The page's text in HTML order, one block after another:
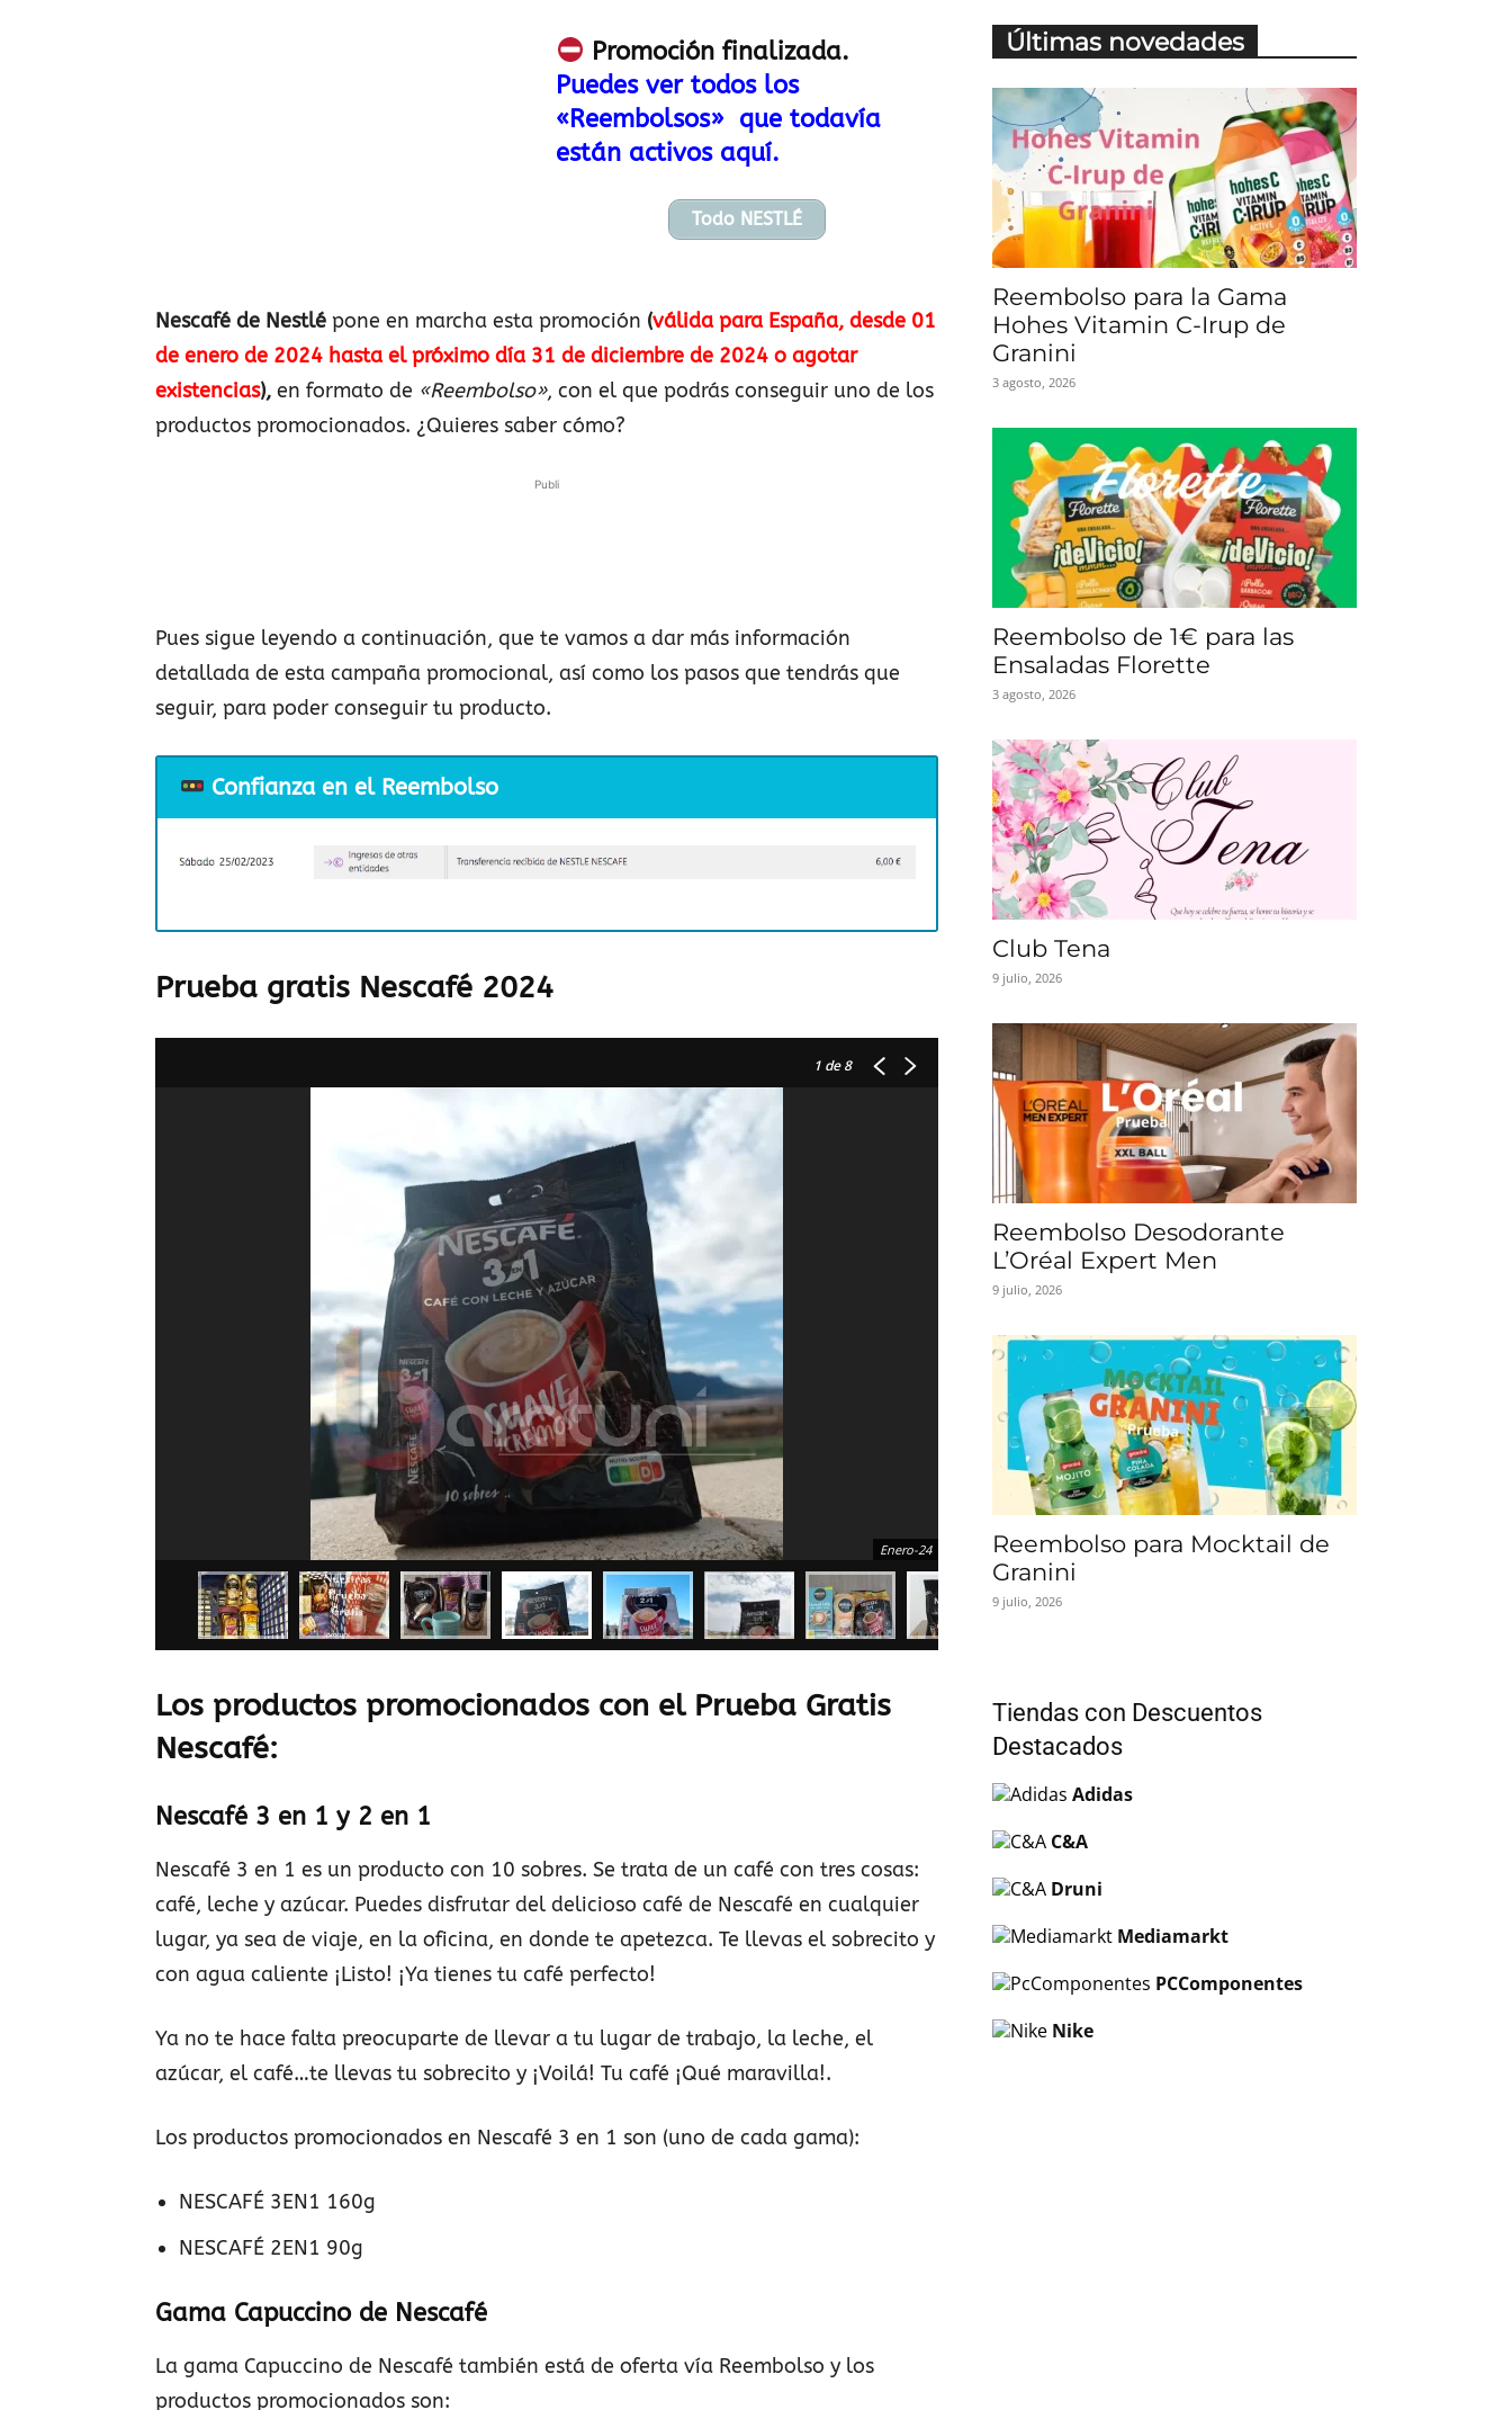
Baratuni
Promoción finalizada.
Puedes ver todos los
«Reembolsos» que todavía
están activos aquí.
Todo NESTLÉ
Nescafé de Nestlé pone en marcha esta promoción (válida para España, desde 01
de enero de 2024 hasta el próximo día 31 de diciembre de 2024 o agotar
existencias), en formato de «Reembolso», con el que podrás conseguir uno de los
productos promocionados. ¿Quieres saber cómo?
Publi
Pues sigue leyendo a continuación, que te vamos a dar más información
detallada de esta campaña promocional, así como los pasos que tendrás que
seguir, para poder conseguir tu producto.
Confianza en el Reembolso
Prueba gratis Nescafé 2024
1 de 8
Enero-24
Los productos promocionados con el Prueba Gratis
Nescafé:
Nescafé 3 en 1 y 2 en 1
Nescafé 3 en 1 es un producto con 10 sobres. Se trata de un café con tres cosas:
café, leche y azúcar. Puedes disfrutar del delicioso café de Nescafé en cualquier
lugar, ya sea de viaje, en la oficina, en donde te apetezca. Te llevas el sobrecito y
con agua caliente ¡Listo! ¡Ya tienes tu café perfecto!
Ya no te hace falta preocuparte de llevar a tu lugar de trabajo, la leche, el
azúcar, el café…te llevas tu sobrecito y ¡Voilá! Tu café ¡Qué maravilla!.
Los productos promocionados en Nescafé 3 en 1 son (uno de cada gama):
NESCAFÉ 3EN1 160g
NESCAFÉ 2EN1 90g
Gama Capuccino de Nescafé
La gama Capuccino de Nescafé también está de oferta vía Reembolso y los
productos promocionados son:
Últimas novedades
Reembolso para la Gama
Hohes Vitamin C-Irup de
Granini
3 agosto, 2026
Reembolso de 1€ para las
Ensaladas Florette
3 agosto, 2026
Club Tena
9 julio, 2026
Reembolso Desodorante
L’Oréal Expert Men
9 julio, 2026
Reembolso para Mocktail de
Granini
9 julio, 2026
Tiendas con Descuentos
Destacados
Adidas
C&A
Druni
Mediamarkt
PCComponentes
Nike